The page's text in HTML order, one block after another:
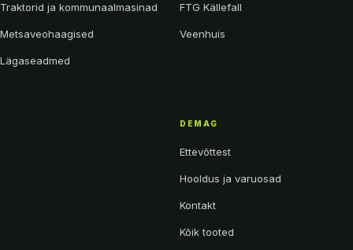
Traktorid ja kommunaalmasinad
Metsaveohaagised
Lägaseadmed
FTG Källefall
Veenhuis
DEMAG
Ettevõttest
Hooldus ja varuosad
Kontakt
Kõik tooted